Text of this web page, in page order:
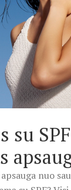
su
nuo